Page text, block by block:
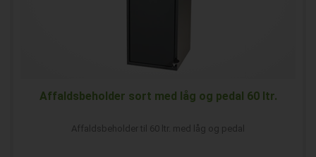
Affaldsbeholder sort med låg og pedal 60 ltr.
Affaldsbeholder til 60 ltr. med låg og pedal